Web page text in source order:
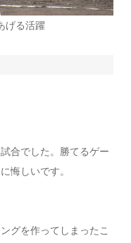
げる活躍
合でした。勝てるゲー
悔しいです。
グを作ってしまったこ